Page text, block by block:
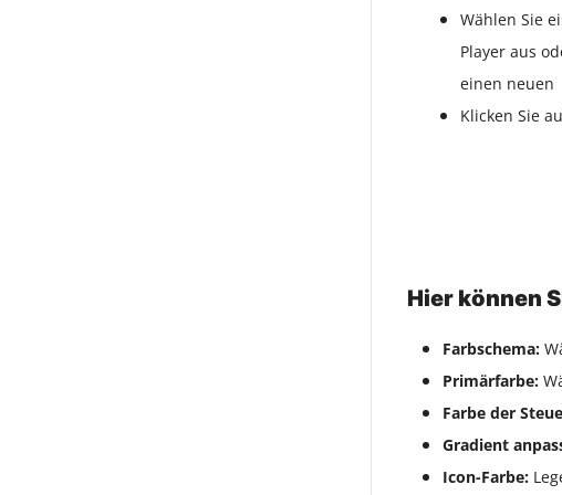
Wählen Sie
Player aus
einen neuen
Klicken Sie
Hier können
Farbschema:
Primärfarbe:
Farbe der
Gradient
Icon-Farbe: